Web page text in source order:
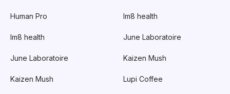
Human Pro
Im8 health
June Laboratoire
Kaizen Mush
Im8 health
June Laboratoire
Kaizen Mush
Lupi Coffee